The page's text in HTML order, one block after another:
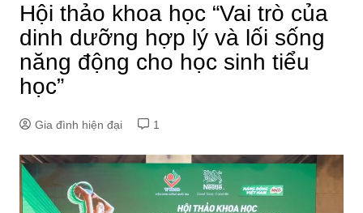
Hội thảo khoa học “Vai trò của
dinh dưỡng hợp lý và lối sống
năng động cho học sinh tiểu
học”
Gia đình hiện đại 1